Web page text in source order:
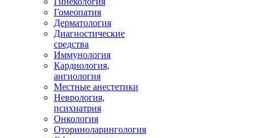
Гомеопатия
Дерматология
Диагностические
средства
Иммунология
Кардиология,
ангиология
Местные анестетики
Неврология,
психиатрия
Онкология
Оториноларингология